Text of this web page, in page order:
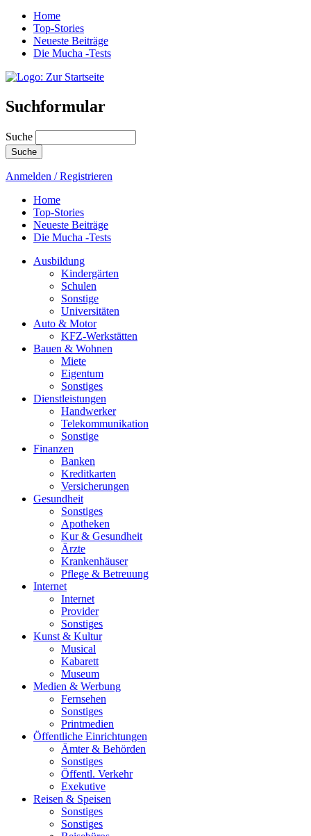
Home
Top-Stories
Neueste Beiträge
Die Mucha -Tests
Suchformular
Suche
Anmelden / Registrieren
Home
Top-Stories
Neueste Beiträge
Die Mucha -Tests
Ausbildung
Kindergärten
Schulen
Sonstige
Universitäten
Auto & Motor
KFZ-Werkstätten
Bauen & Wohnen
Miete
Eigentum
Sonstiges
Dienstleistungen
Handwerker
Telekommunikation
Sonstige
Finanzen
Banken
Kreditkarten
Versicherungen
Gesundheit
Sonstiges
Apotheken
Kur & Gesundheit
Ärzte
Krankenhäuser
Pflege & Betreuung
Internet
Internet
Provider
Sonstiges
Kunst & Kultur
Musical
Kabarett
Museum
Medien & Werbung
Fernsehen
Sonstiges
Printmedien
Öffentliche Einrichtungen
Ämter & Behörden
Sonstiges
Öffentl. Verkehr
Exekutive
Reisen & Speisen
Sonstiges
Sonstiges